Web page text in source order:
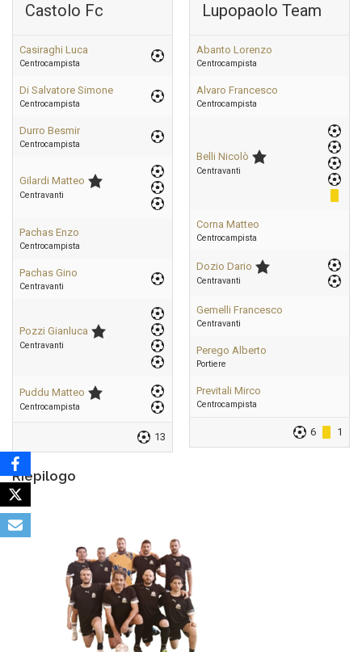
Castolo Fc
Casiraghi Luca
Centrocampista
Di Salvatore Simone
Centrocampista
Durro Besmir
Centrocampista
Gilardi Matteo
Centravanti
Pachas Enzo
Centrocampista
Pachas Gino
Centravanti
Pozzi Gianluca
Centravanti
Puddu Matteo
Centrocampista
13
Lupopaolo Team
Abanto Lorenzo
Centrocampista
Alvaro Francesco
Centrocampista
Belli Nicolò
Centravanti
Corna Matteo
Centrocampista
Dozio Dario
Centravanti
Gemelli Francesco
Centravanti
Perego Alberto
Portiere
Previtali Mirco
Centrocampista
6 1
Riepilogo